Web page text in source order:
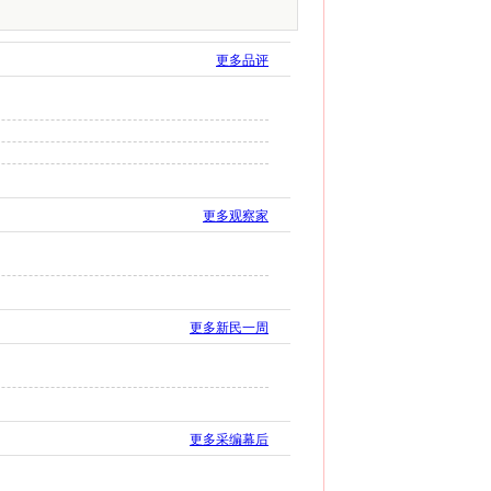
更多品评
更多观察家
更多新民一周
更多采编幕后